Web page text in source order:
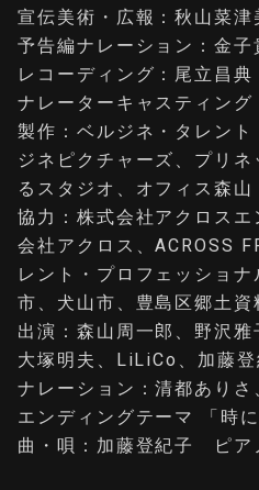
宣伝美術・広報：秋山菜津
予告編ナレーション：金子
レコーディング：尾立昌典
ナレーターキャスティン
製作：ベルジネ・タレン
ジネピクチャーズ、プリネ
るスタジオ、オフィス森山
協力：株式会社アクロス
会社アクロス、ACROSS
レント・プロフェッショ
市、犬山市、豊島区郷土資
出演：森山周一郎、野沢雅
大塚明夫、LiLiCo、加藤登
ナレーション：清都ありさ
エンディングテーマ 「時
曲・唄：加藤登紀子 ピア